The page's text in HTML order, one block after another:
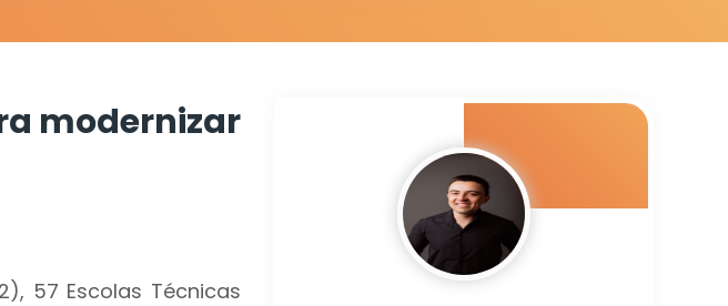
modernizar
57 Escolas Técnicas